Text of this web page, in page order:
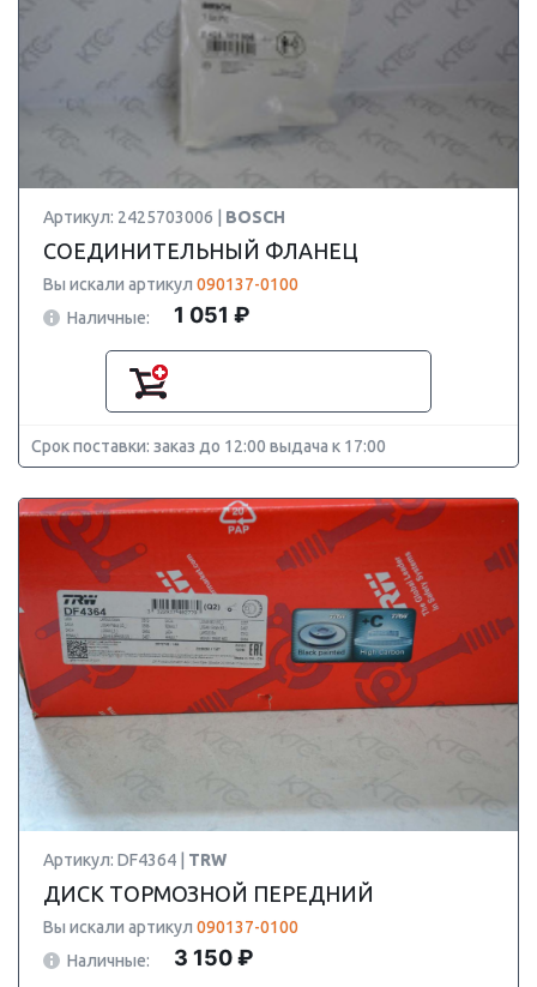
Артикул: 2425703006 | BOSCH
СОЕДИНИТЕЛЬНЫЙ ФЛАНЕЦ
Вы искали артикул 090137-0100
Наличные:
1 051 ₽
Срок поставки: заказ до 12:00 выдача к 17:00
Артикул: DF4364 | TRW
ДИСК ТОРМОЗНОЙ ПЕРЕДНИЙ
Вы искали артикул 090137-0100
Наличные:
3 150 ₽